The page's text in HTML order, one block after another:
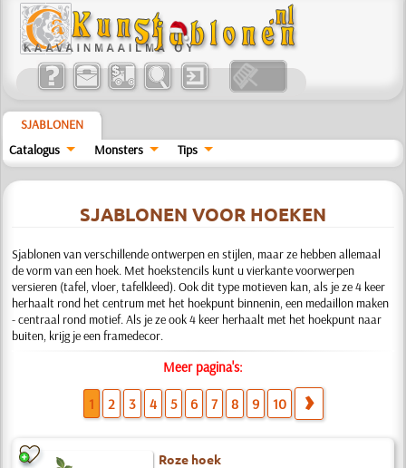
SJABLONEN
Catalogus
Monsters Tips
SJABLONEN VOOR HOEKEN
Sjablonen van verschillende ontwerpen en stijlen, maar ze hebben allemaal
de vorm van een hoek. Met hoekstencils kunt u vierkante voorwerpen
versieren (tafel, vloer, tafelkleed). Ook dit type motieven kan, als je ze 4 keer
herhaalt rond het centrum met het hoekpunt binnenin, een medaillon maken
- centraal rond motief. Als je ze ook 4 keer herhaalt met het hoekpunt naar
buiten, krijg je een framedecor.
Meer pagina's:
1 2 3 4 5 6 7 8 9 10
Roze hoek